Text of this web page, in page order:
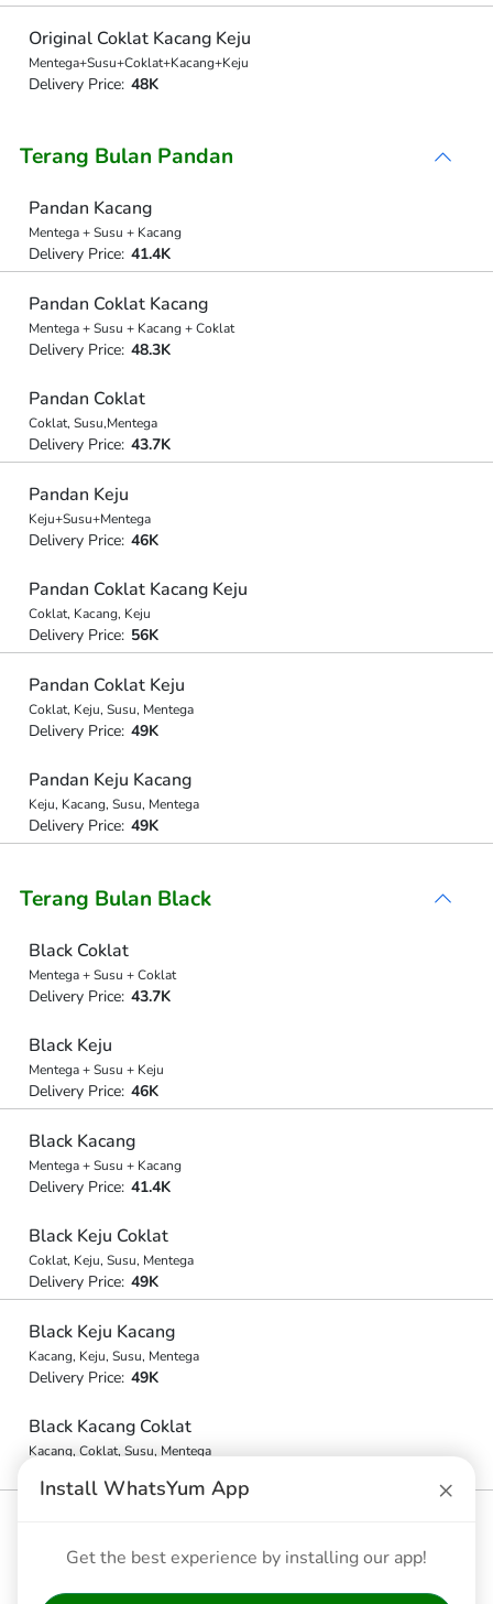
Original Coklat Kacang Keju
Mentega+Susu+Coklat+Kacang+Keju
Delivery Price: 48K
Terang Bulan Pandan
Pandan Kacang
Mentega + Susu + Kacang
Delivery Price: 41.4K
Pandan Coklat Kacang
Mentega + Susu + Kacang + Coklat
Delivery Price: 48.3K
Pandan Coklat
Coklat, Susu,Mentega
Delivery Price: 43.7K
Pandan Keju
Keju+Susu+Mentega
Delivery Price: 46K
Pandan Coklat Kacang Keju
Coklat, Kacang, Keju
Delivery Price: 56K
Pandan Coklat Keju
Coklat, Keju, Susu, Mentega
Delivery Price: 49K
Pandan Keju Kacang
Keju, Kacang, Susu, Mentega
Delivery Price: 49K
Terang Bulan Black
Black Coklat
Mentega + Susu + Coklat
Delivery Price: 43.7K
Black Keju
Mentega + Susu + Keju
Delivery Price: 46K
Black Kacang
Mentega + Susu + Kacang
Delivery Price: 41.4K
Black Keju Coklat
Coklat, Keju, Susu, Mentega
Delivery Price: 49K
Black Keju Kacang
Kacang, Keju, Susu, Mentega
Delivery Price: 49K
Black Kacang Coklat
Kacang, Coklat, Susu, Mentega
Keju, Kacang, Coklat, Susu, Mentega
Delivery Price: 56K
Install WhatsYum App ×
Get the best experience by installing our app!